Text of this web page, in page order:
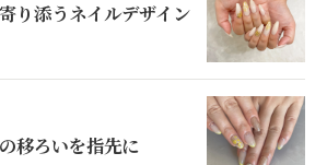
り添うネイルデザイン
移ろいを指先に